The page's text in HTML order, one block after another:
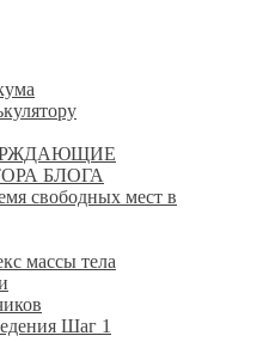
БЛОГА
свободных мест в
массы тела
Шаг 1